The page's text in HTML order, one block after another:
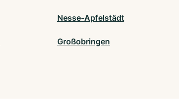
Nesse-Apfelstädt
Großobringen